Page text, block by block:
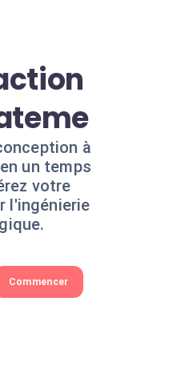
à
un temps
votre
l'ingénierie
Commencer